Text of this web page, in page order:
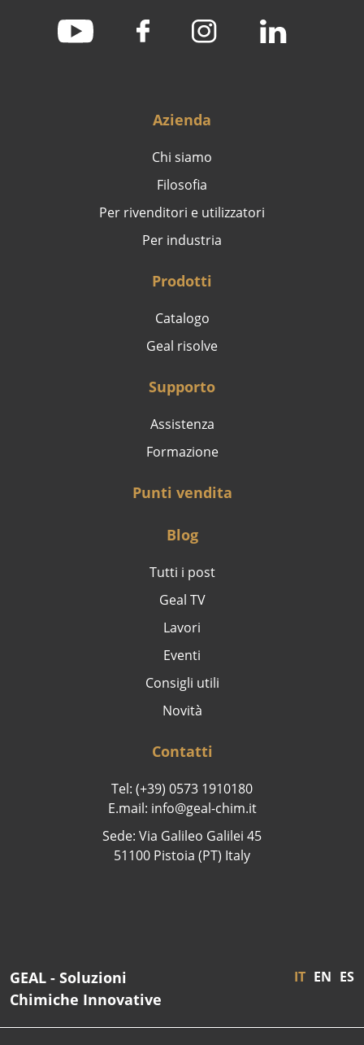
Azienda
Chi siamo
Filosofia
Per rivenditori e utilizzatori
Per industria
Prodotti
Catalogo
Geal risolve
Supporto
Assistenza
Formazione
Punti vendita
Blog
Tutti i post
Geal TV
Lavori
Eventi
Consigli utili
Novità
Contatti
Tel: (+39) 0573 1910180
E.mail: info@geal-chim.it
Sede: Via Galileo Galilei 45
51100 Pistoia (PT) Italy
GEAL - Soluzioni
Chimiche Innovative
IT EN ES